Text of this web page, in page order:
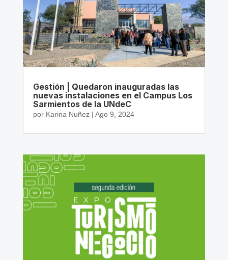
Gestión | Quedaron inauguradas las
nuevas instalaciones en el Campus Los
Sarmientos de la UNdeC
por Karina Nuñez| Ago 9, 2024